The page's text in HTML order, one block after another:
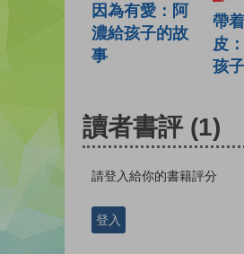
因為有愛：阿
濃給孩子的故
事
帶
皮
孩
讀者書評 (1)
請登入給你的書籍評分
登入